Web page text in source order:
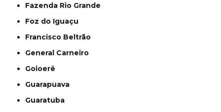
Fazenda Rio Grande
Foz do Iguaçu
Francisco Beltrão
General Carneiro
Goioerê
Guarapuava
Guaratuba